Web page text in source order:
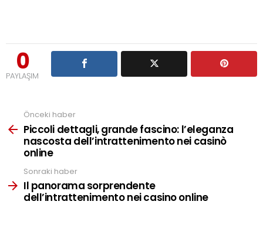
0
PAYLAŞIM
more
Önceki haber
Piccoli dettagli, grande fascino: l’eleganza
nascosta dell’intrattenimento nei casinò
online
Sonraki haber
Il panorama sorprendente
dell’intrattenimento nei casino online